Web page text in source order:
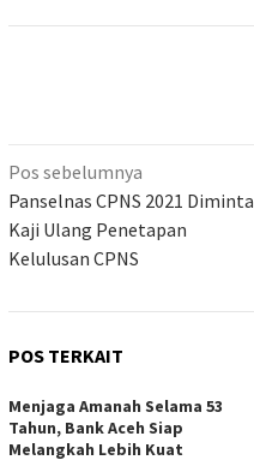
Navigasi
pos
Pos sebelumnya
Panselnas CPNS 2021 Diminta
Kaji Ulang Penetapan
Kelulusan CPNS
POS TERKAIT
Menjaga Amanah Selama 53
Tahun, Bank Aceh Siap
Melangkah Lebih Kuat